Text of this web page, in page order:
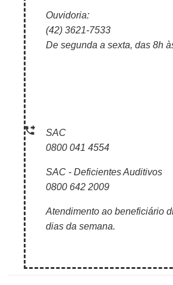
Ouvidoria:
(42) 3621-7533
De segunda a sexta, das 8h
SAC
0800 041 4554
SAC - Deficientes Auditivos
0800 642 2009
Atendimento ao beneficiário
dias da semana.